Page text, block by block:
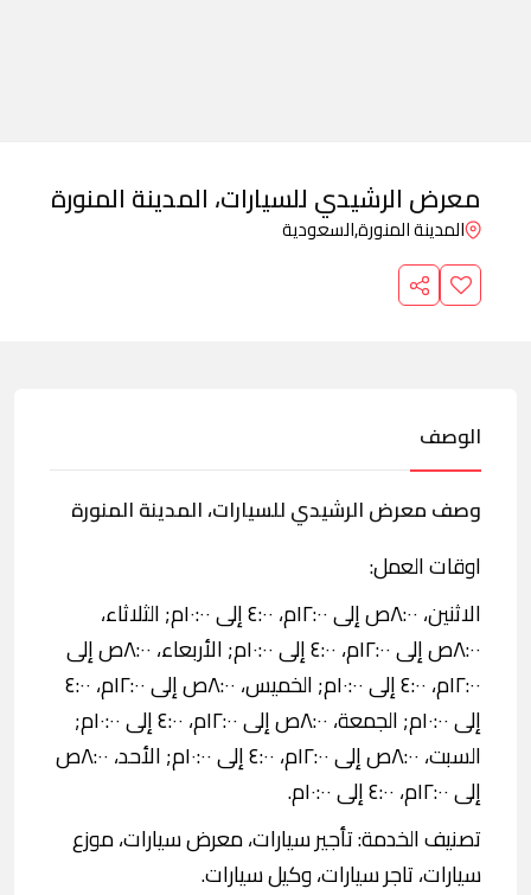
معرض الرشيدي للسيارات، المدينة المنورة
المدينة المنورة,السعودية
الوصف
وصف معرض الرشيدي للسيارات، المدينة المنورة
اوقات العمل:
الاثنين، ٨:٠٠ص إلى ١٢:٠٠م، ٤:٠٠ إلى ١٠:٠٠م; الثلاثاء،
٨:٠٠ص إلى ١٢:٠٠م، ٤:٠٠ إلى ١٠:٠٠م; الأربعاء، ٨:٠٠ص إلى
١٢:٠٠م، ٤:٠٠ إلى ١٠:٠٠م; الخميس، ٨:٠٠ص إلى ١٢:٠٠م، ٤:٠٠
إلى ١٠:٠٠م; الجمعة، ٨:٠٠ص إلى ١٢:٠٠م، ٤:٠٠ إلى ١٠:٠٠م;
السبت، ٨:٠٠ص إلى ١٢:٠٠م، ٤:٠٠ إلى ١٠:٠٠م; الأحد، ٨:٠٠ص
إلى ١٢:٠٠م، ٤:٠٠ إلى ١٠:٠٠م.
تصنيف الخدمة: تأجير سيارات، معرض سيارات، موزع
سيارات، تاجر سيارات، وكيل سيارات.